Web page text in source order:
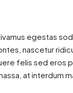
egestas
nascetur
felis sed eros
at interdum